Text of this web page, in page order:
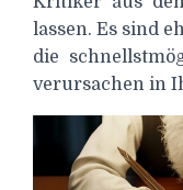
lassen. Es sind
die
verursachen in